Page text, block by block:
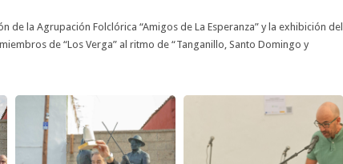
de la Agrupación Folclórica “Amigos de La Esperanza” y la exhibición del
de “Los Verga” al ritmo de “Tanganillo, Santo Domingo y